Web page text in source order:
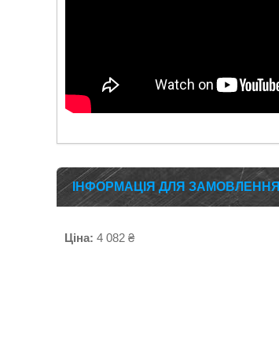
ІНФОРМАЦІЯ ДЛЯ ЗАМОВЛЕННЯ
Ціна: 4 082 ₴